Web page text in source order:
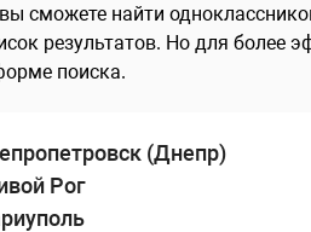
найти
результатов. Но для более
поиска.
(Днепр)
Рог